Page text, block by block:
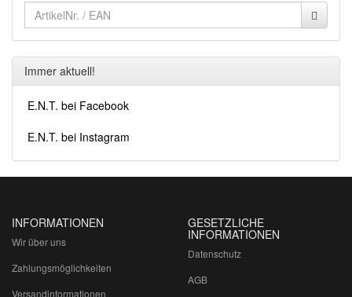
Immer aktuell!
E.N.T. bei Facebook
E.N.T. bei Instagram
INFORMATIONEN
Wir über uns
Zahlungsmöglichkeiten
Versandinformationen
GESETZLICHE
INFORMATIONEN
Datenschutz
AGB